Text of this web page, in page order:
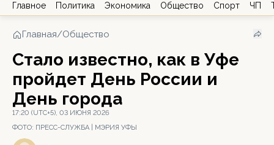
Главное Политика Экономика Общество Спорт ЧП
Главная/Общество
Стало известно, как в Уфе
пройдет День России и
День города
17:20 (UTC+5), 03 ИЮНЯ 2026
ФОТО: ПРЕСС-СЛУЖБА | МЭРИЯ УФЫ